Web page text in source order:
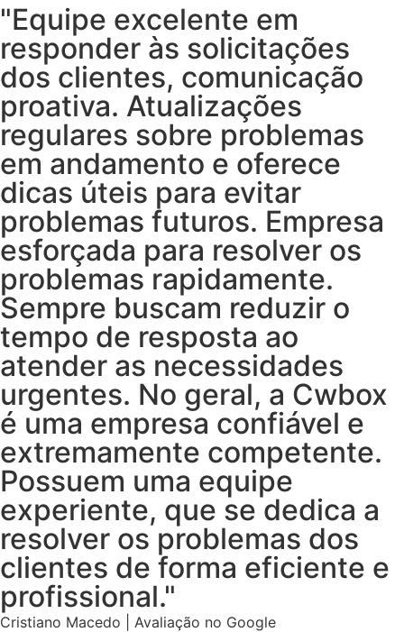
"Equipe excelente em
responder às solicitações
dos clientes, comunicação
proativa. Atualizações
regulares sobre problemas
em andamento e oferece
dicas úteis para evitar
problemas futuros. Empresa
esforçada para resolver os
problemas rapidamente.
Sempre buscam reduzir o
tempo de resposta ao
atender as necessidades
urgentes. No geral, a Cwbox
é uma empresa confiável e
extremamente competente.
Possuem uma equipe
experiente, que se dedica a
resolver os problemas dos
clientes de forma eficiente e
profissional."
Cristiano Macedo | Avaliação no Google